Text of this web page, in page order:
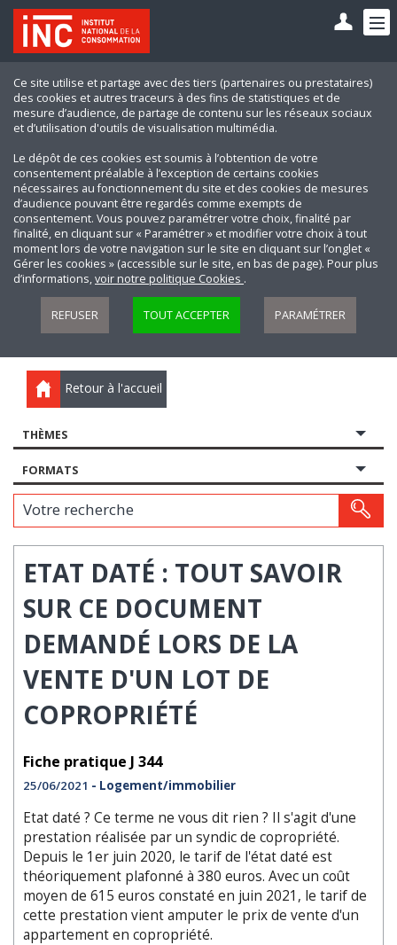
Ce site utilise et partage avec des tiers (partenaires ou prestataires)
des cookies et autres traceurs à des fins de statistiques et de
mesure d’audience, de partage de contenu sur les réseaux sociaux
et d’utilisation d'outils de visualisation multimédia.
Le dépôt de ces cookies est soumis à l’obtention de votre
consentement préalable à l’exception de certains cookies
nécessaires au fonctionnement du site et des cookies de mesures
d’audience pouvant être regardés comme exempts de
consentement. Vous pouvez paramétrer votre choix, finalité par
finalité, en cliquant sur « Paramétrer » et modifier votre choix à tout
moment lors de votre navigation sur le site en cliquant sur l’onglet «
Gérer les cookies » (accessible sur le site, en bas de page). Pour plus
d’informations,voir notre politique Cookies .
REFUSER TOUT ACCEPTER PARAMÉTRER
Retour à l'accueil
THÈMES
FORMATS
Votre recherche
ETAT DATÉ : TOUT SAVOIR
SUR CE DOCUMENT
DEMANDÉ LORS DE LA
VENTE D'UN LOT DE
COPROPRIÉTÉ
Fiche pratique J 344
25/06/2021 - Logement/immobilier
Etat daté ? Ce terme ne vous dit rien ? Il s'agit d'une
prestation réalisée par un syndic de copropriété.
Depuis le 1er juin 2020, le tarif de l'état daté est
théoriquement plafonné à 380 euros. Avec un coût
moyen de 615 euros constaté en juin 2021, le tarif de
cette prestation vient amputer le prix de vente d'un
appartement en copropriété.